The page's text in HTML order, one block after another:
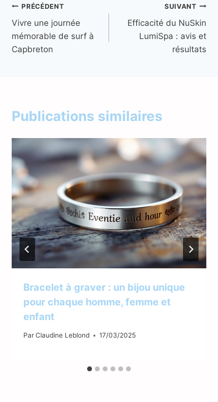
Navigation
de
l’article
PRÉCÉDENT
Vivre une journée
mémorable de surf à
Capbreton
SUIVANT
Efficacité du NuSkin
LumiSpa : avis et
résultats
Publications similaires
Bracelet à graver : un bijou unique
pour chaque homme, femme et
enfant
ParClaudine Leblond 17/03/2025